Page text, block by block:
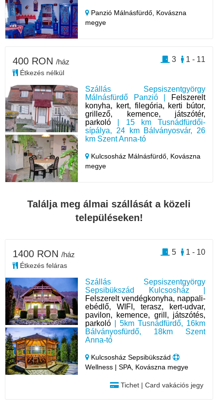
Panzió Málnásfürdő, Kovászna
megye
Szállás Sepsiszentgyörgy
Málnásfürdő Panzió |
Felszerelt
konyha, kert, filegória, kerti bútor,
grillező, kemence, játszótér,
parkoló | 15 km Tusnádfürdői-
sípálya, 24 km Bálványosvár, 26
km Szent Anna-tó
Kulcsosház Málnásfürdő, Kovászna
megye
400 RON /ház
Étkezés nélkül
1 - 11
3
Találja meg álmai szállását a közeli
településeken!
Szállás Sepsiszentgyörgy
Sepsibükszád Kulcsosház |
Felszerelt vendégkonyha, nappali-
ebédlő, WIFI, terasz, kert-udvar,
pavilon, kemence, grill, játszótés,
parkoló | 5km Tusnádfürdő, 16km
Bálványosfürdő, 18km Szent
Anna-tó
Kulcsosház Sepsibükszád
Wellness | SPA, Kovászna megye
Tichet | Card vakációs jegy
1400 RON /ház
Étkezés feláras
1 - 10
5